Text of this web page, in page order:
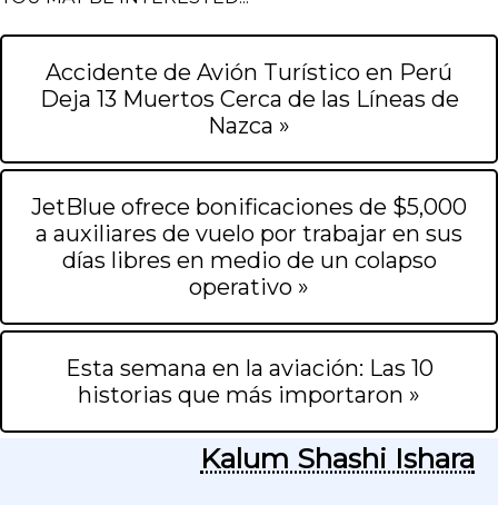
Accidente de Avión Turístico en Perú
Deja 13 Muertos Cerca de las Líneas de
Nazca »
JetBlue ofrece bonificaciones de $5,000
a auxiliares de vuelo por trabajar en sus
días libres en medio de un colapso
operativo »
Esta semana en la aviación: Las 10
historias que más importaron »
Kalum Shashi Ishara